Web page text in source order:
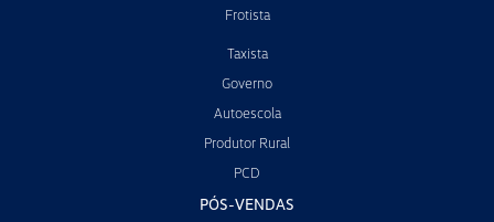
Frotista
Taxista
Governo
Autoescola
Produtor Rural
PCD
PÓS-VENDAS